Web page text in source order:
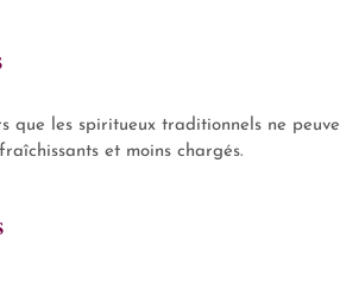
que les spiritueux traditionnels ne
et moins chargés.